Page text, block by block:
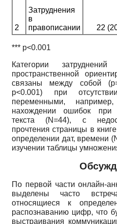
2
Затруднения
в
правописании
22
*** p<0.001
Категории
пространственной
связаны между собой
p<0.001) при
переменными,
нахождении ошибок при
текста (N=44), с
прочтения страницы в книге
определении дат, времени
изучении таблицы
По первой части онлайн-
выделены часто
относящиеся к
распознаванию цифр, что
выстраивания